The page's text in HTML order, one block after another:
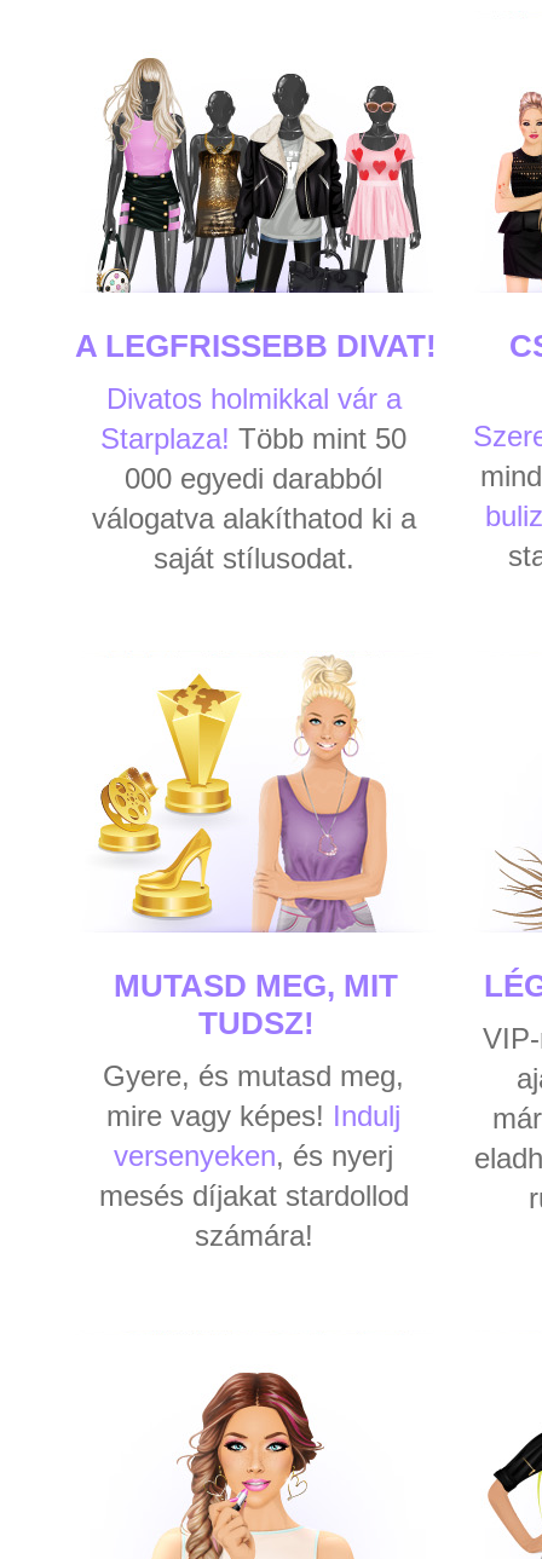
A LEGFRISSEBB DIVAT!
Divatos holmikkal vár a
Starplaza! Több mint 50
000 egyedi darabból
válogatva alakíthatod ki a
saját stílusodat.
MUTASD MEG, MIT
TUDSZ!
Gyere, és mutasd meg,
mire vagy képes! Indulj
versenyeken, és nyerj
mesés díjakat stardollod
számára!